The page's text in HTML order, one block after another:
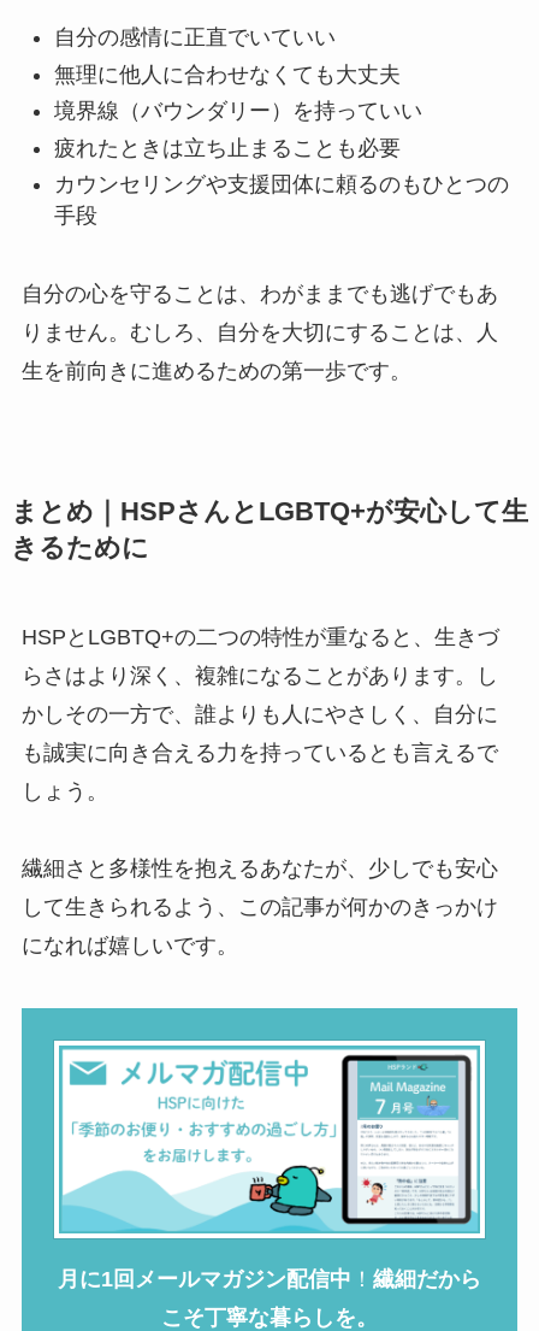
自分の感情に正直でいていい
無理に他人に合わせなくても大丈夫
境界線（バウンダリー）を持っていい
疲れたときは立ち止まることも必要
カウンセリングや支援団体に頼るのもひとつの
手段
自分の心を守ることは、わがままでも逃げでもあ
りません。むしろ、自分を大切にすることは、人
生を前向きに進めるための第一歩です。
まとめ｜HSPさんとLGBTQ+が安心して生
きるために
HSPとLGBTQ+の二つの特性が重なると、生きづ
らさはより深く、複雑になることがあります。し
かしその一方で、誰よりも人にやさしく、自分に
も誠実に向き合える力を持っているとも言えるで
しょう。
繊細さと多様性を抱えるあなたが、少しでも安心
して生きられるよう、この記事が何かのきっかけ
になれば嬉しいです。
月に1回メールマガジン配信中 ！ 繊細だから
こそ丁寧な暮らしを。